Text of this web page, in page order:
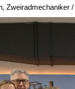
,Zweiradmechaniker /